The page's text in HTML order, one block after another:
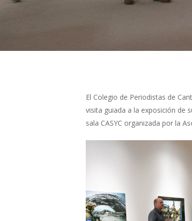
El Colegio de Periodistas de
visita guiada a la exposición de
sala CASYC organizada por la